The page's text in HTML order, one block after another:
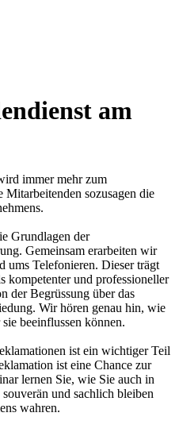
am
immer mehr zum
sozusagen die
Grundlagen der
Gemeinsam erarbeiten wir
ums Telefonieren. Dieser trägt
kompetenter und professioneller
der Begrüssung über das
Wir hören genau hin, wie
beeinflussen können.
ist ein wichtiger Teil
ist eine Chance zur
lernen Sie, wie Sie auch in
und sachlich bleiben
wahren.